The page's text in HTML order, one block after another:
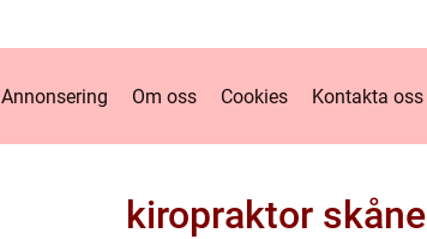
Annonsering Om oss Cookies Kontakta oss
kiropraktor skåne